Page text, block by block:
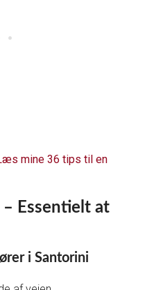
mine 36 tips til en
– Essentielt at
i Santorini